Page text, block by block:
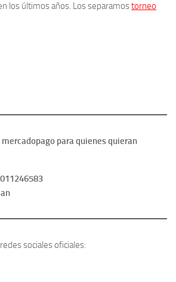
los últimos años. Los separamostorneo
para quienes quieran
sociales oficiales: